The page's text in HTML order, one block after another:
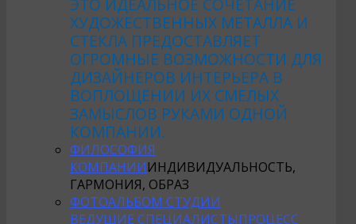
ЭТО ИДЕАЛЬНОЕ СОЧЕТАНИЕ
ХУДОЖЕСТВЕННЫХ МЕТАЛЛА И
СТЕКЛА ПРЕДОСТАВЛЯЕТ
ОГРОМНЫЕ ВОЗМОЖНОСТИ ДЛЯ
ДИЗАЙНЕРОВ ИНТЕРЬЕРА В
ВОПЛОЩЕНИИ ИХ СМЕЛЫХ
ЗАМЫСЛОВ РУКАМИ ОДНОЙ
КОМПАНИИ.
ФИЛОСОФИЯ
КОМПАНИИИНДИВИДУАЛЬНОСТЬ,
ГАРМОНИЯ, ОБРАЗ
ФОТОАЛЬБОМ СТУДИИ
ВЕДУЩИЕ СПЕЦИАЛИСТЫПРОЦЕСС